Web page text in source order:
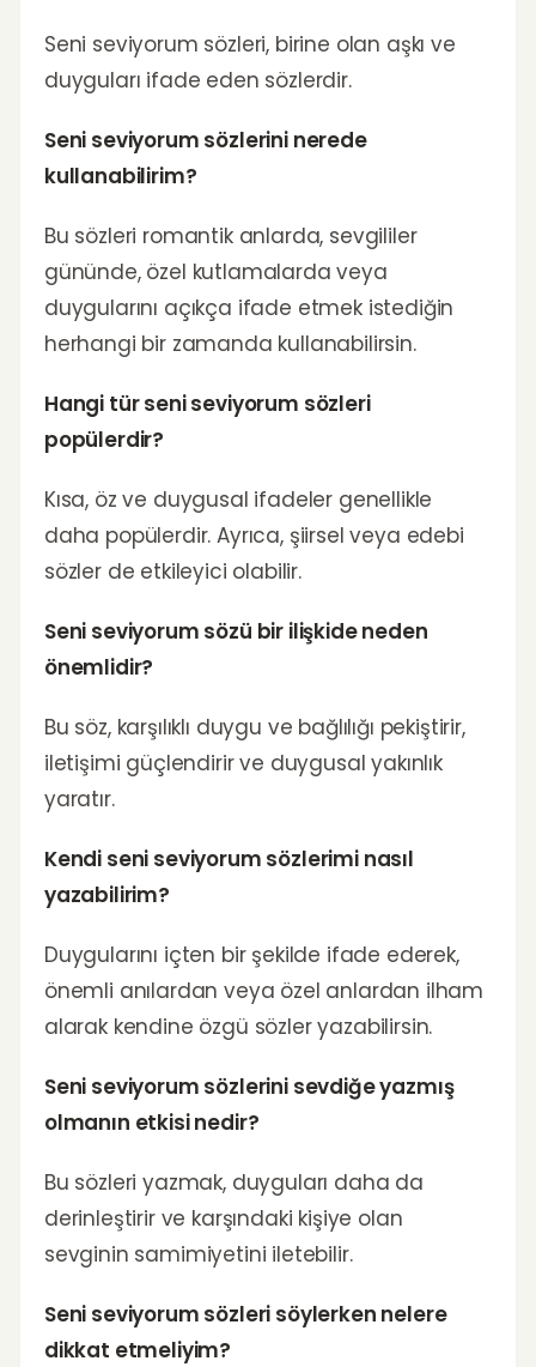
Seni seviyorum sözleri, birine olan aşkı ve
duyguları ifade eden sözlerdir.
Seni seviyorum sözlerini nerede
kullanabilirim?
Bu sözleri romantik anlarda, sevgililer
gününde, özel kutlamalarda veya
duygularını açıkça ifade etmek istediğin
herhangi bir zamanda kullanabilirsin.
Hangi tür seni seviyorum sözleri
popülerdir?
Kısa, öz ve duygusal ifadeler genellikle
daha popülerdir. Ayrıca, şiirsel veya edebi
sözler de etkileyici olabilir.
Seni seviyorum sözü bir ilişkide neden
önemlidir?
Bu söz, karşılıklı duygu ve bağlılığı pekiştirir,
iletişimi güçlendirir ve duygusal yakınlık
yaratır.
Kendi seni seviyorum sözlerimi nasıl
yazabilirim?
Duygularını içten bir şekilde ifade ederek,
önemli anılardan veya özel anlardan ilham
alarak kendine özgü sözler yazabilirsin.
Seni seviyorum sözlerini sevdiğe yazmış
olmanın etkisi nedir?
Bu sözleri yazmak, duyguları daha da
derinleştirir ve karşındaki kişiye olan
sevginin samimiyetini iletebilir.
Seni seviyorum sözleri söylerken nelere
dikkat etmeliyim?